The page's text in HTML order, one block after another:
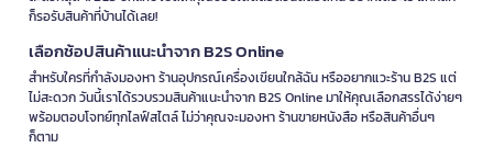
ก็รอรับสินค้าที่บ้านได้เลย!
เลือกช้อปสินค้าแนะนำจาก B2S Online
สำหรับใครที่กำลังมองหา ร้านอุปกรณ์เครื่องเขียนใกล้ฉัน หรืออยากแวะร้าน B2S แต่
ไม่สะดวก วันนี้เราได้รวบรวมสินค้าแนะนำจาก B2S Online มาให้คุณเลือกสรรได้ง่ายๆ
พร้อมตอบโจทย์ทุกไลฟ์สไตล์ ไม่ว่าคุณจะมองหา ร้านขายหนังสือ หรือสินค้าอื่นๆ
ก็ตาม